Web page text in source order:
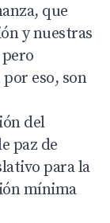
que
y nuestras
eso, son
del
paz de
para la
mínima